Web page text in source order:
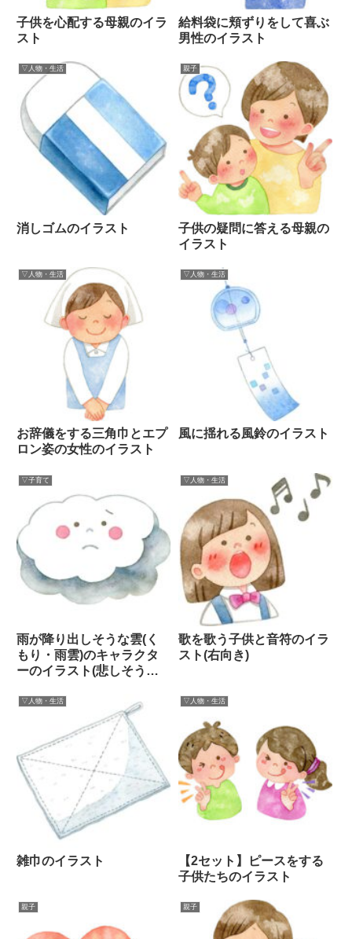
子供を心配する母親のイラ
スト
給料袋に頬ずりをして喜ぶ
男性のイラスト
▽人物・生活
消しゴムのイラスト
親子
子供の疑問に答える母親の
イラスト
▽人物・生活
お辞儀をする三角巾とエプ
ロン姿の女性のイラスト
▽人物・生活
風に揺れる風鈴のイラスト
▽子育て
雨が降り出しそうな雲(く
もり・雨雲)のキャラクタ
ーのイラスト(悲しそうな
▽人物・生活
歌を歌う子供と音符のイラ
スト(右向き)
▽人物・生活
雑巾のイラスト
▽人物・生活
【2セット】ピースをする
子供たちのイラスト
親子 親子